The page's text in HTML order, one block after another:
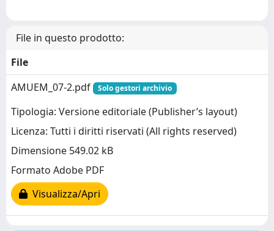
File in questo prodotto:
File
AMUEM_07-2.pdf
Solo gestori archivio
Tipologia: Versione editoriale (Publisher’s layout)
Licenza: Tutti i diritti riservati (All rights reserved)
Dimensione 549.02 kB
Formato Adobe PDF
Visualizza/Apri